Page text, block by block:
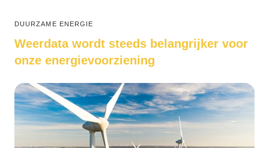
DUURZAME ENERGIE
Weerdata wordt steeds belangrijker voor
onze energievoorziening